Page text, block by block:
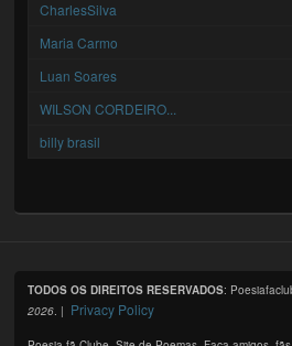
CharlesSilva
Maria Carmo
Luan Soares
WILSON CORDEIRO...
billy brasil
TODOS OS DIREITOS RESERVADOS:
2026 . | Privacy Policy